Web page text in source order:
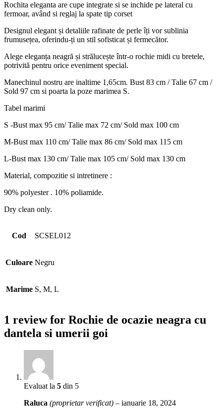
Rochita eleganta are cupe integrate si se inchide pe lateral cu
fermoar, având si reglaj la spate tip corset
Designul elegant și detaliile rafinate de perle îți vor sublinia
frumusețea, oferindu-ți un stil sofisticat și fermecător.
Alege eleganța neagră și strălucește într-o rochie midi cu bretele,
potrivită pentru orice eveniment special.
Manechinul nostru are inaltime 1,65cm. Bust 83 cm / Talie 67 cm /
Sold 97 cm si poarta la poze marimea S.
Tabel marimi
S -Bust max 95 cm/ Talie max 72 cm/ Sold max 100 cm
M-Bust max 110 cm/ Talie max 86 cm/ Sold max 115 cm
L-Bust max 130 cm/ Talie max 105 cm/ Sold max 130 cm
Material, compozitie si intretinere :
90% polyester . 10% poliamide.
Dry clean only.
Cod SCSEL012
Culoare Negru
Marime S, M, L
1 review for Rochie de ocazie neagra cu
dantela si umerii goi
Evaluat la 5 din 5
Raluca (proprietar verificat) – ianuarie 18, 2024